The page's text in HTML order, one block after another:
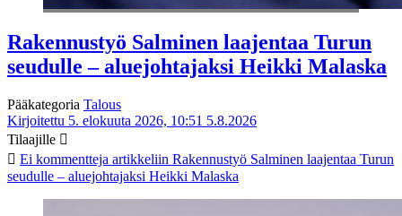
Rakennustyö Salminen laajentaa Turun
seudulle – aluejohtajaksi Heikki Malaska
Pääkategoria Talous
Kirjoitettu 5. elokuuta 2026, 10:51 5.8.2026
Tilaajille
Ei kommentteja artikkeliin Rakennustyö Salminen laajentaa Turun
seudulle – aluejohtajaksi Heikki Malaska